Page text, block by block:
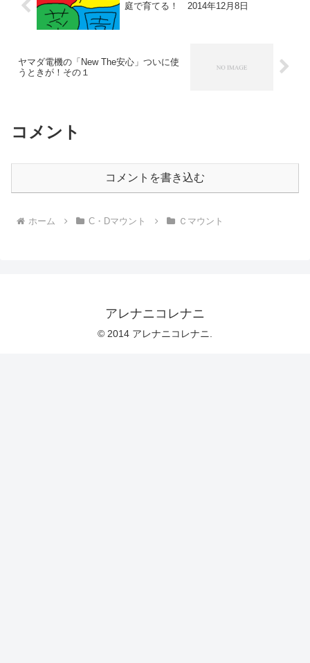
庭で育てる！ 2014年12月8日
ヤマダ電機の「New The安心」ついに使
うときが！その１
コメント
コメントを書き込む
ホーム C・Dマウント Ｃマウント
アレナニコレナニ
© 2014 アレナニコレナニ.